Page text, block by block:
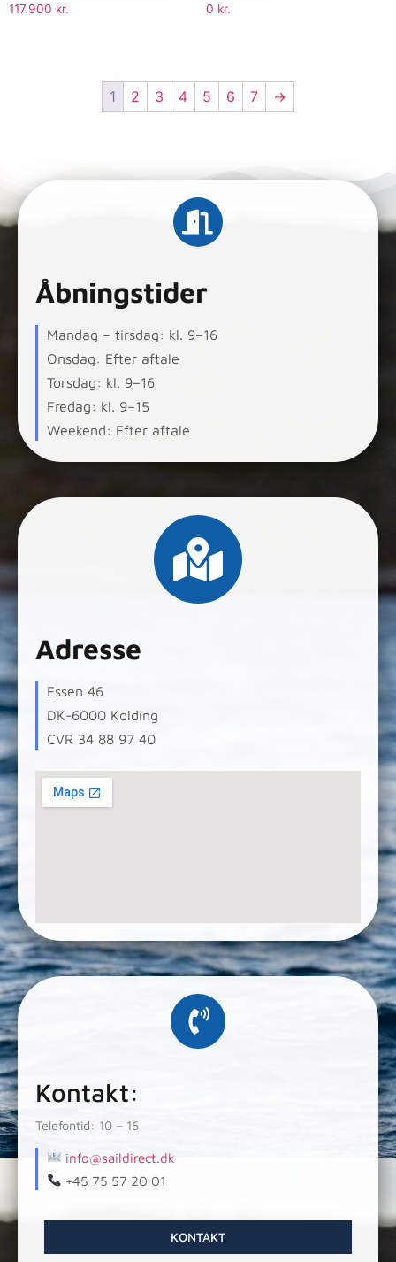
117.900 kr. 0 kr.
1 2 3 4 5 6 7 →
Åbningstider
Mandag – tirsdag: kl. 9–16
Onsdag: Efter aftale
Torsdag: kl. 9–16
Fredag: kl. 9–15
Weekend: Efter aftale
Adresse
Essen 46
DK-6000 Kolding
CVR 34 88 97 40
Kontakt:
Telefontid: 10 – 16
info@saildirect.dk
+45 75 57 20 01
KONTAKT